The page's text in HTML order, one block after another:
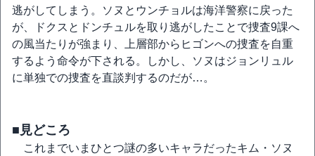
逃がしてしまう。ソヌとウンチョルは海洋警察に戻った
が、ドクスとドンチュルを取り逃がしたことで捜査9課へ
の風当たりが強まり、上層部からヒゴンへの捜査を自重
するよう命令が下される。しかし、ソヌはジョンリュル
に単独での捜査を直談判するのだが…。
■見どころ
これまでいまひとつ謎の多いキャラだったキム・ソヌ